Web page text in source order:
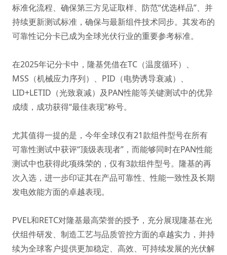
标准化流程、确保第三方见证取样、防范“优选样品”、并
持续更新测试标准，确保与最新组件技术同步。其发布的
可靠性记分卡已成为全球光伏行业的重要参考标准。
在2025年记分卡中，隆基凭借在TC（温度循环）、
MSS（机械应力序列）、PID（电势诱导衰减）、
LID+LETID（光致衰减）及PAN性能等关键测试中的优异
成绩，成功获得“最佳表现”称号。
尤其值得一提的是，今年全球仅有21款组件型号在所有
可靠性测试中获评“顶级表现者”，而能够同时在PAN性能
测试中也获得此项殊荣的，仅有3款组件型号。隆基的再
次入选，进一步印证其在产品可靠性、性能一致性及长期
发电效能方面的卓越表现。
PVEL和RETC对隆基最高荣誉的授予，充分展现隆基在光
伏组件研发、制造工艺与品质管控方面的卓越实力，并持
续为全球客户提供更加稳定、高效、可持续发展的光伏解